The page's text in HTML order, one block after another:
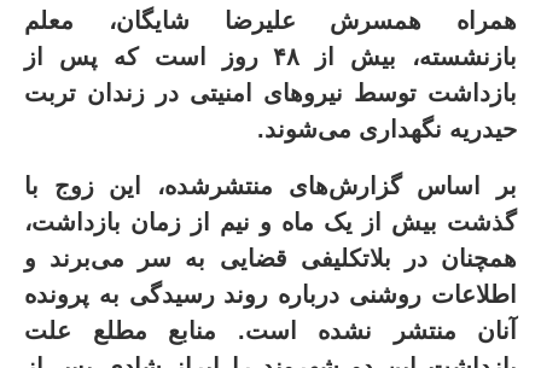
همراه همسرش علیرضا شایگان، معلم
بازنشسته، بیش از ۴۸ روز است که پس از
بازداشت توسط نیروهای امنیتی در زندان تربت
حیدریه نگهداری می‌شوند.
بر اساس گزارش‌های منتشرشده، این زوج با
گذشت بیش از یک ماه و نیم از زمان بازداشت،
همچنان در بلاتکلیفی قضایی به سر می‌برند و
اطلاعات روشنی درباره روند رسیدگی به پرونده
آنان منتشر نشده است.
منابع مطلع علت